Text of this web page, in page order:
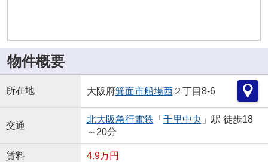
物件概要
所在地 大阪府箕面市船場西２丁目8-6
交通
北大阪急行電鉄 「 千里中央 」駅 徒歩18
～20分
賃料 4.9万円